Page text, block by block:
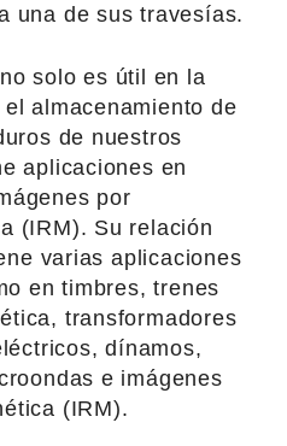
una de sus travesías.
solo es útil en la
almacenamiento de
de nuestros
aplicaciones en
por
(IRM). Su relación
varias aplicaciones
en timbres, trenes
transformadores
dínamos,
e imágenes
(IRM).